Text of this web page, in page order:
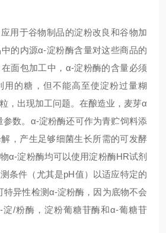
用于谷物制品的淀粉改良和谷物加
的内源α-淀粉酶含量对这些商品的
面包加工中， α-淀粉酶的含量必须
用的糖，但不能高至使淀粉过量糊
，出现加工问题。在酿造业，麦芽α
数。 α-淀粉酶还可作为青贮饲料添
，产生足够细菌生长所需的可发酵
α-淀粉酶均可以使用淀粉酶HR试剂
条件（尤其是pH值）以适应特定的
特异性检测α-淀粉酶，因为底物不会
-淀/粉酶，淀粉葡糖苷酶和α-葡糖苷